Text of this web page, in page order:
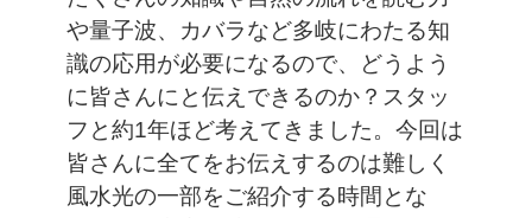
や量子波、カバラなど多岐にわたる知
識の応用が必要になるので、どうよう
に皆さんにと伝えできるのか？スタッ
フと約1年ほど考えてきました。今回は
皆さんに全てをお伝えするのは難しく
風水光の一部をご紹介する時間とな